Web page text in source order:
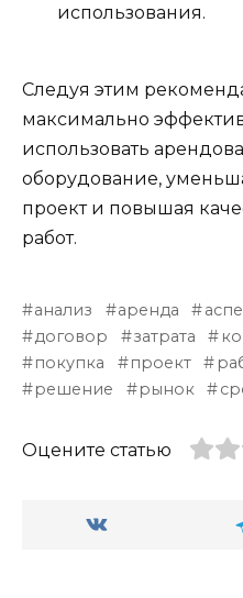
использования.
Следуя этим
максимально
использовать
оборудование,
проект и повышая
работ.
анализ аренда
договор
затрата
покупка
проект
решение
рынок
Оцените статью